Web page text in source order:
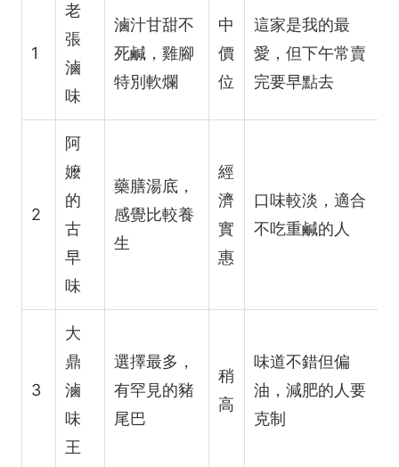
1
老
張
滷
味
滷汁甘甜不
死鹹，雞腳
特別軟爛
中
價
位
這家是我的最
愛，但下午常賣
完要早點去
2
阿
嬤
的
古
早
味
藥膳湯底，
感覺比較養
生
經
濟
實
惠
口味較淡，適合
不吃重鹹的人
3
大
鼎
滷
味
王
選擇最多，
有罕見的豬
尾巴
稍
高
味道不錯但偏
油，減肥的人要
克制